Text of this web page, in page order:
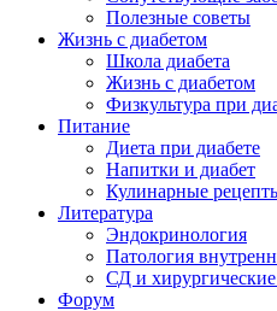
Полезные советы
Жизнь с диабетом
Школа диабета
Жизнь с диабетом
Физкультура при
Питание
Диета при диабете
Напитки и диабет
Кулинарные
Литература
Эндокринология
Патология
СД и хирургические
Форум